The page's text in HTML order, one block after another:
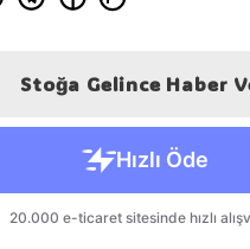
Stoğa Gelince Haber